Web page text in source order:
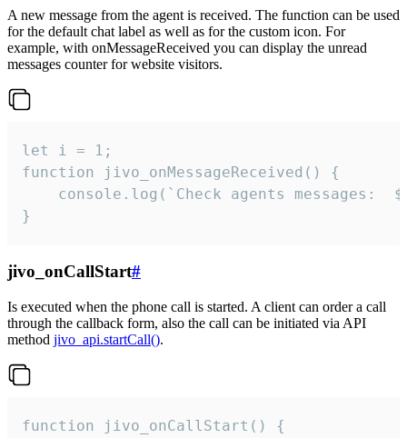
A new message from the agent is received. The function can be used
for the default chat label as well as for the custom icon. For
example, with onMessageReceived you can display the unread
messages counter for website visitors.
let i = 1;
function jivo_onMessageReceived() {
}
jivo_onCallStart#
Is executed when the phone call is started. A client can order a call
through the callback form, also the call can be initiated via API
method jivo_api.startCall().
function jivo_onCallStart() {